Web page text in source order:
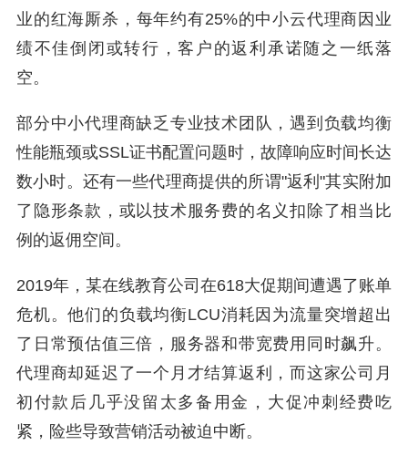
业的红海厮杀，每年约有25%的中小云代理商因业
绩不佳倒闭或转行，客户的返利承诺随之一纸落
空。
部分中小代理商缺乏专业技术团队，遇到负载均衡
性能瓶颈或SSL证书配置问题时，故障响应时间长达
数小时。还有一些代理商提供的所谓"返利"其实附加
了隐形条款，或以技术服务费的名义扣除了相当比
例的返佣空间。
2019年，某在线教育公司在618大促期间遭遇了账单
危机。他们的负载均衡LCU消耗因为流量突增超出
了日常预估值三倍，服务器和带宽费用同时飙升。
代理商却延迟了一个月才结算返利，而这家公司月
初付款后几乎没留太多备用金，大促冲刺经费吃
紧，险些导致营销活动被迫中断。